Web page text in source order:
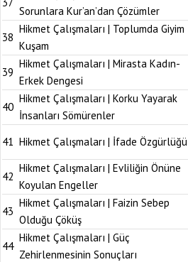
Sorunlara Kur’an’dan Çözümler
38
Hikmet Çalışmaları | Toplumda Giyim
Kuşam
39
Hikmet Çalışmaları | Mirasta Kadın-
Erkek Dengesi
40
Hikmet Çalışmaları | Korku Yayarak
İnsanları Sömürenler
41 Hikmet Çalışmaları | İfade Özgürlüğü
42
Hikmet Çalışmaları | Evliliğin Önüne
Koyulan Engeller
43
Hikmet Çalışmaları | Faizin Sebep
Olduğu Çöküş
44
Hikmet Çalışmaları | Güç
Zehirlenmesinin Sonuçları